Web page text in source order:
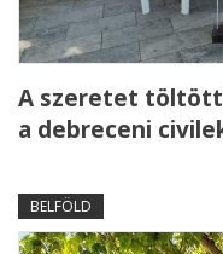
A szeretet töltött
a debreceni
BELFÖLD